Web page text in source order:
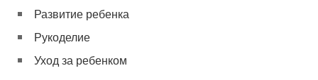
Развитие ребенка
Рукоделие
Уход за ребенком